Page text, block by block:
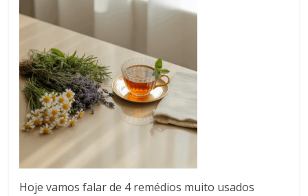
Hoje vamos falar de 4 remédios muito usados